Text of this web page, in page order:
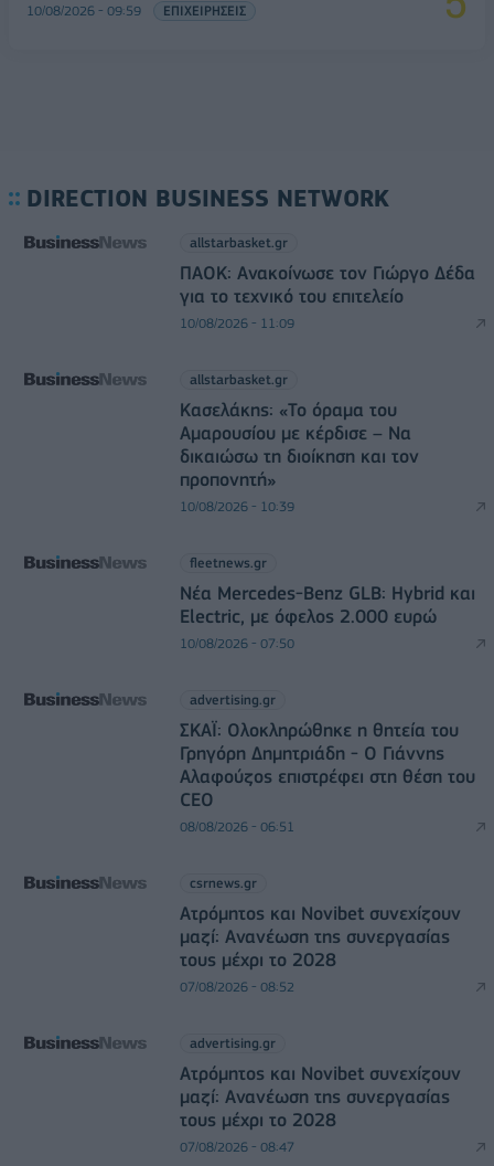
10/08/2026 - 09:59 ΕΠΙΧΕΙΡΗΣΕΙΣ
DIRECTION BUSINESS NETWORK
allstarbasket.gr
ΠΑΟΚ: Ανακοίνωσε τον Γιώργο Δέδα
για το τεχνικό του επιτελείο
10/08/2026 - 11:09
allstarbasket.gr
Κασελάκης: «Το όραμα του
Αμαρουσίου με κέρδισε – Να
δικαιώσω τη διοίκηση και τον
προπονητή»
10/08/2026 - 10:39
fleetnews.gr
Νέα Mercedes-Benz GLB: Hybrid και
Electric, με όφελος 2.000 ευρώ
10/08/2026 - 07:50
advertising.gr
ΣΚΑΪ: Ολοκληρώθηκε η θητεία του
Γρηγόρη Δημητριάδη - Ο Γιάννης
Αλαφούζος επιστρέφει στη θέση του
CEO
08/08/2026 - 06:51
csrnews.gr
Ατρόμητος και Novibet συνεχίζουν
μαζί: Ανανέωση της συνεργασίας
τους μέχρι το 2028
07/08/2026 - 08:52
advertising.gr
Ατρόμητος και Novibet συνεχίζουν
μαζί: Ανανέωση της συνεργασίας
τους μέχρι το 2028
07/08/2026 - 08:47